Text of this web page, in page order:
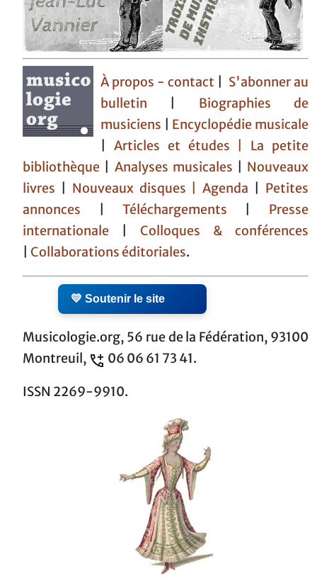
À propos - contact
S'abonner au
bulletin
Biographies de
musiciens
Encyclopédie musicale
|Articles et études | La petite
bibliothèque
Analyses musicales
Nouveaux
livres
Nouveaux disques |Agenda
Petites
annonces
Téléchargements
Presse
internationale
Colloques & conférences
Collaborations éditoriales.
💛 Soutenir le site
Musicologie.org, 56 rue de la Fédération, 93100
Montreuil,
06 06 61 73 41.
ISSN 2269-9910.